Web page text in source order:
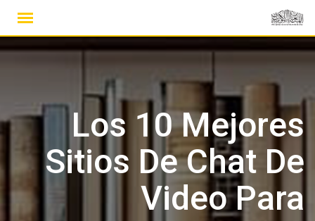
Los 10 Mejores
Sitios De Chat De
Video Para